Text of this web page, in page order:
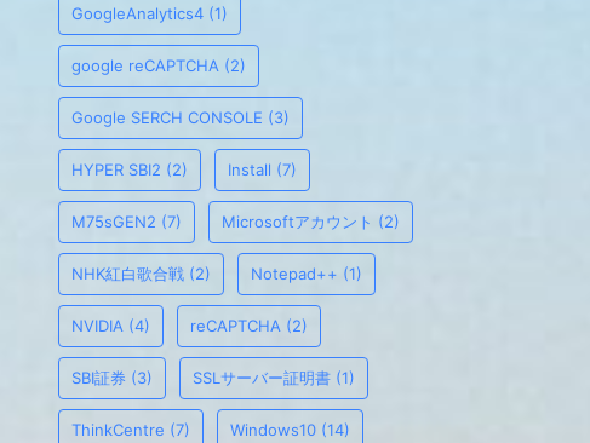
GoogleAnalytics4 (1)
google reCAPTCHA (2)
Google SERCH CONSOLE (3)
HYPER SBI2 (2) Install (7)
M75sGEN2 (7) Microsoftアカウント (2)
NHK紅白歌合戦 (2) Notepad++ (1)
NVIDIA (4) reCAPTCHA (2)
SBI証券 (3) SSLサーバー証明書 (1)
ThinkCentre (7) Windows10 (14)